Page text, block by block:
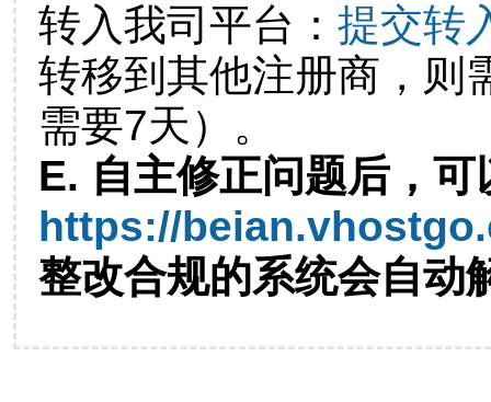
转入我司平台： 提交转
转移到其他注册商，则
需要7天）。
E. 自主修正问题后，可
https://
整改合规的系统会自动